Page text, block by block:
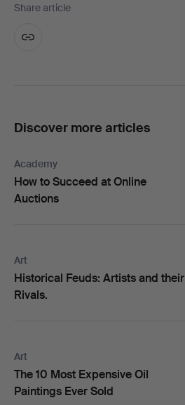
Share article
Discover more articles
Academy
How to Succeed at Online
Auctions
Art
Historical Feuds: Artists and their
Rivals.
Art
The 10 Most Expensive Oil
Paintings Ever Sold